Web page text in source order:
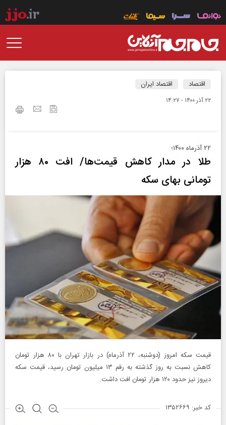
اقتصاد اقتصاد ایران
۲۲ آذر ۱۴۰۰ - ۱۴:۲۷
۲۲ آذرماه ۱۴۰۰؛
طلا در مدار کاهش قیمت‌ها/ افت ۸۰ هزار
تومانی بهای سکه
قیمت سکه امروز (دوشنبه، ۲۲ آذرماه) در بازار تهران با ۸۰ هزار تومان
کاهش نسبت به روز گذشته به رقم ۱۳ میلیون تومان رسید، قیمت سکه
دیروز نیز حدود ۱۲۰ هزار تومان افت داشت.
کد خبر: ۱۳۵۲۶۶۹